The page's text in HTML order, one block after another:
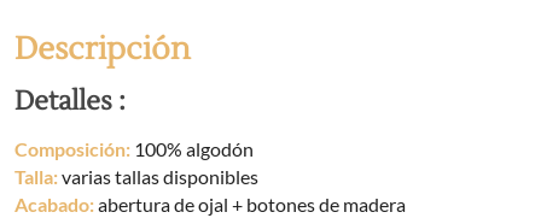
almohada)
algodón
estampado
MALIA
doble)
cantidad
Descripción
Detalles :
Composición: 100% algodón
Talla:varias tallas disponibles
Acabado:abertura de ojal + botones de madera